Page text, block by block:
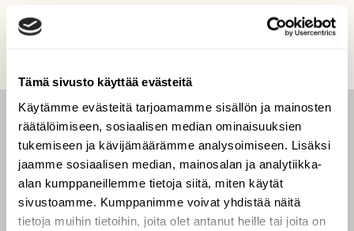
Tämä sivusto käyttää evästeitä
Käytämme evästeitä tarjoamamme sisällön ja mainosten
räätälöimiseen, sosiaalisen median ominaisuuksien
tukemiseen ja kävijämäärämme analysoimiseen. Lisäksi
jaamme sosiaalisen median, mainosalan ja analytiikka-
alan kumppaneillemme tietoja siitä, miten käytät
sivustoamme. Kumppanimme voivat yhdistää näitä
tietoja muihin tietoihin, joita olet antanut heille tai joita on
LEHTI
Uusin lehti
Tilaa Suomen Luonto
Tilaa digilukuoikeus